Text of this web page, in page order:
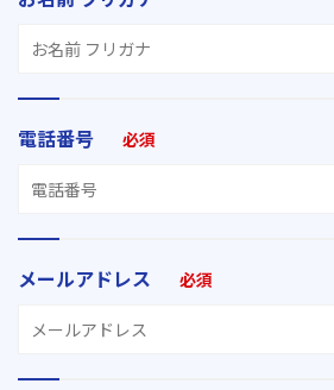
電話番号 必須
メールアドレス 必須